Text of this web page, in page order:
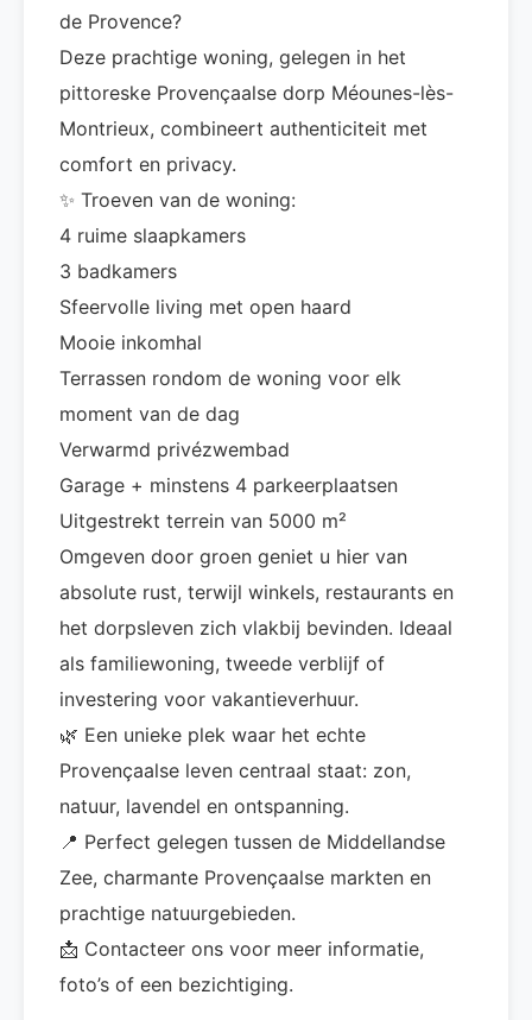
de Provence?
Deze prachtige woning, gelegen in het
pittoreske Provençaalse dorp Méounes-lès-
Montrieux, combineert authenticiteit met
comfort en privacy.
✨ Troeven van de woning:
4 ruime slaapkamers
3 badkamers
Sfeervolle living met open haard
Mooie inkomhal
Terrassen rondom de woning voor elk
moment van de dag
Verwarmd privézwembad
Garage + minstens 4 parkeerplaatsen
Uitgestrekt terrein van 5000 m²
Omgeven door groen geniet u hier van
absolute rust, terwijl winkels, restaurants en
het dorpsleven zich vlakbij bevinden. Ideaal
als familiewoning, tweede verblijf of
investering voor vakantieverhuur.
🌿 Een unieke plek waar het echte
Provençaalse leven centraal staat: zon,
natuur, lavendel en ontspanning.
📍 Perfect gelegen tussen de Middellandse
Zee, charmante Provençaalse markten en
prachtige natuurgebieden.
📩 Contacteer ons voor meer informatie,
foto’s of een bezichtiging.